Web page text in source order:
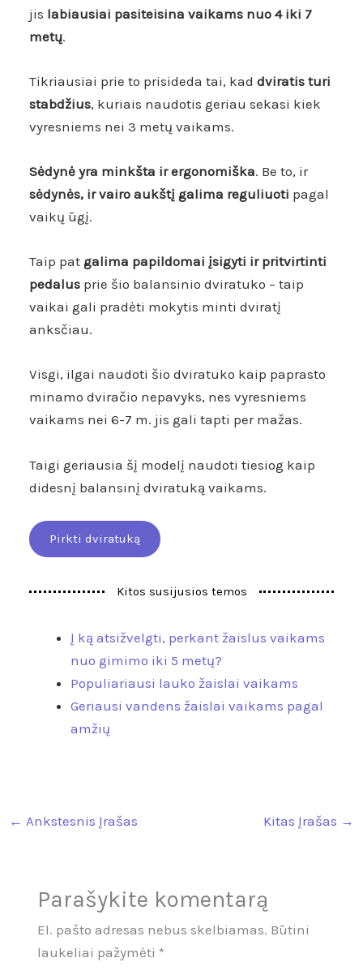
jis labiausiai pasiteisina vaikams nuo 4 iki 7
metų.
Tikriausiai prie to prisideda tai, kaddviratis turi
stabdžius, kuriais naudotis geriau sekasi kiek
vyresniems nei 3 metųvaikams.
Sėdynė yra minkšta ir ergonomiška. Be to, ir
sėdynės, ir vairo aukštį galima reguliuoti pagal
vaikų ūgį.
Taip patgalima papildomai įsigyti ir pritvirtinti
pedalus prie šio balansinio dviratuko – taip
vaikai gali pradėti mokytis minti dviratį
anksčiau.
Visgi, ilgai naudoti šio dviratuko kaip paprasto
minamo dviračio nepavyks, nes vyresniems
vaikams nei 6-7 m. jis gali tapti per mažas.
Taigi geriausia šį modelį naudoti tiesiog kaip
didesnį balansinį dviratuką vaikams.
Pirkti dviratuką
Kitos susijusios temos
Į ką atsižvelgti, perkant žaislus vaikams
nuo gimimo iki 5 metų?
Populiariausi lauko žaislai vaikams
Geriausi vandens žaislai vaikams pagal
amžių
← Ankstesnis Įrašas Kitas Įrašas →
Parašykite komentarą
El. pašto adresas nebus skelbiamas. Būtini
laukeliai pažymėti *